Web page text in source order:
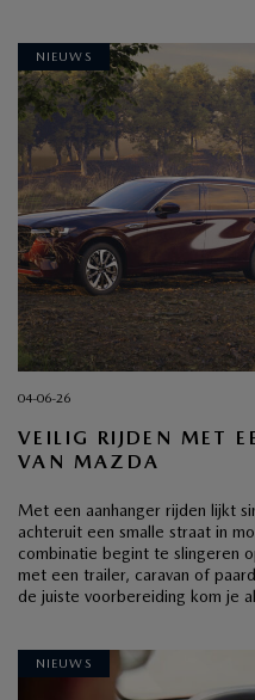
NIEUWS
04-06-26
VEILIG RIJDEN MET
VAN MAZDA
Met een aanhanger rijden lijkt
achteruit een smalle straat in
combinatie begint te slingeren
met een trailer, caravan of
de juiste voorbereiding kom je
NIEUWS